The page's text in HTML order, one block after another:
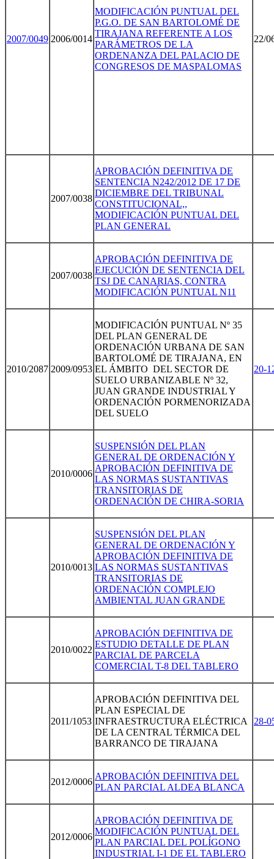
2007/0049 2006/0014
MODIFICACIÓN PUNTUAL DEL
P.G.O. DE SAN BARTOLOMÉ DE
TIRAJANA REFERENTE A LOS
PARÁMETROS DE LA
ORDENANZA DEL PALACIO DE
CONGRESOS DE MASPALOMAS
22/
2007/0038
APROBACIÓN DEFINITIVA DE
SENTENCIA N242/2012 DE 17 DE
DICIEMBRE DEL TRIBUNAL
CONSTITUCIONAL,,
MODIFICACIÓN PUNTUAL DEL
PLAN GENERAL
2007/0038
APROBACIÓN DEFINITIVA DE
EJECUCIÓN DE SENTENCIA DEL
TSJ DE CANARIAS, CONTRA
MODIFICACIÓN PUNTUAL N11
2010/2087 2009/0953
MODIFICACIÓN PUNTUAL Nº 35
DEL PLAN GENERAL DE
ORDENACIÓN URBANA DE SAN
BARTOLOMÉ DE TIRAJANA, EN
EL ÁMBITO DEL SECTOR DE
SUELO URBANIZABLE Nº 32,
JUAN GRANDE INDUSTRIAL Y
ORDENACIÓN PORMENORIZADA
DEL SUELO
20-
2010/0006
SUSPENSIÓN DEL PLAN
GENERAL DE ORDENACIÓN Y
APROBACIÓN DEFINITIVA DE
LAS NORMAS SUSTANTIVAS
TRANSITORIAS DE
ORDENACIÓN DE CHIRA-SORIA
2010/0013
SUSPENSIÓN DEL PLAN
GENERAL DE ORDENACIÓN Y
APROBACIÓN DEFINITIVA DE
LAS NORMAS SUSTANTIVAS
TRANSITORIAS DE
ORDENACIÓN COMPLEJO
AMBIENTAL JUAN GRANDE
2010/0022
APROBACIÓN DEFINITIVA DE
ESTUDIO DETALLE DE PLAN
PARCIAL DE PARCELA
COMERCIAL T-8 DEL TABLERO
2011/1053
APROBACIÓN DEFINITIVA DEL
PLAN ESPECIAL DE
INFRAESTRUCTURA ELÉCTRICA
DE LA CENTRAL TÉRMICA DEL
BARRANCO DE TIRAJANA
28-
2012/0006
APROBACIÓN DEFINITIVA DEL
PLAN PARCIAL ALDEA BLANCA
2012/0006
APROBACIÓN DEFINITIVA DE
MODIFICACIÓN PUNTUAL DEL
PLAN PARCIAL DEL POLÍGONO
INDUSTRIAL I-1 DE EL TABLERO